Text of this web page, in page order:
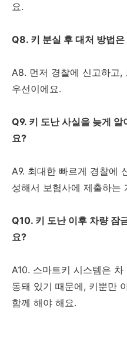
요.
Q8. 키 분실 후 대처 방법
A8. 먼저 경찰에 신고하고,
우선이에요.
Q9. 키 도난 사실을 늦게
요?
A9. 최대한 빠르게 경찰에
성해서 보험사에 제출하는
Q10. 키 도난 이후 차량 잠
요?
A10. 스마트키 시스템은
동돼 있기 때문에, 키뿐만
함께 해야 해요.